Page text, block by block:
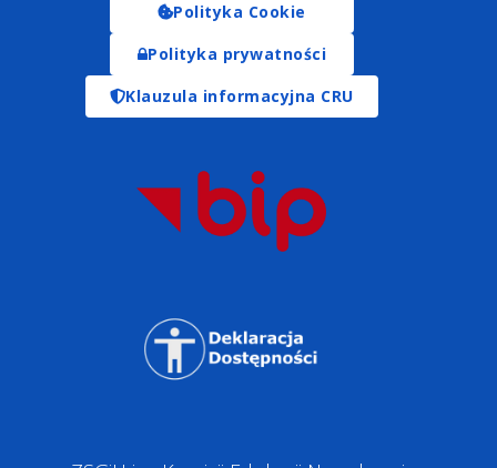
Polityka Cookie
Polityka prywatności
Klauzula informacyjna CRU